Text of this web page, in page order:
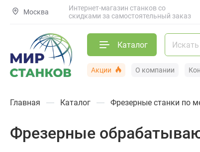
Москва
Интернет-магазин станков со
скидками за самостоятельный заказ
Каталог
Акции О компании
Главная Каталог Фрезерные станки по
Фрезерные